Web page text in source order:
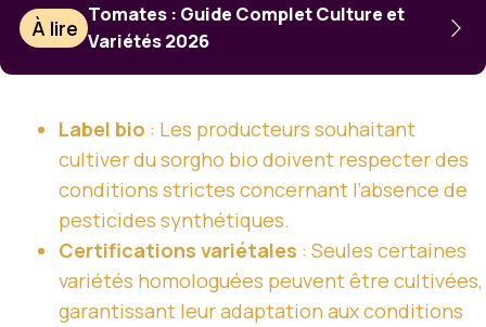
À lire
Tomates : Guide Complet Culture et
Variétés 2026
Label bio : Les producteurs souhaitant
cultiver du sorgho bio doivent respecter des
conditions strictes concernant l’absence de
pesticides synthétiques.
Certifications variétales : Seules certaines
variétés homologuées peuvent être cultivées,
garantissant leur adaptation aux conditions